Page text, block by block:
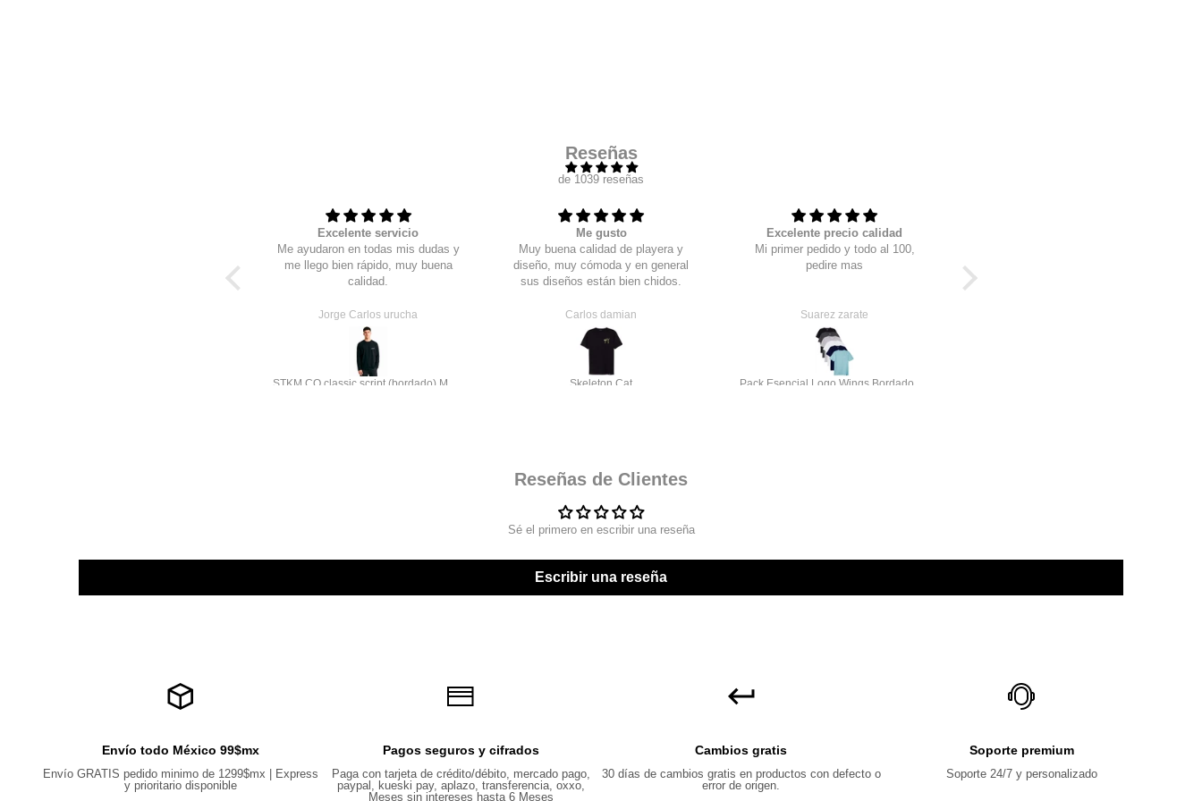
Reseñas
de 1039 reseñas
Excelente servicio
Me ayudaron en todas mis dudas y
me llego bien rápido, muy buena
calidad.
Jorge Carlos urucha
Me gusto
Muy buena calidad de playera y
diseño, muy cómoda y en general
sus diseños están bien chidos.
Carlos damian
Skeleton Cat
Excelente precio calidad
Mi primer pedido y todo al 100,
pedire mas
Suarez zarate
Reseñas de Clientes
Sé el primero en escribir una reseña
Escribir una reseña
Envío todo México 99$mx
Envío GRATIS pedido minimo de 1299$mx | Express
y prioritario disponible
Pagos seguros y cifrados
Paga con tarjeta de crédito/débito, mercado pago,
paypal, kueski pay, aplazo, transferencia, oxxo,
Meses sin intereses hasta 6 Meses
Cambios gratis
30 días de cambios gratis en productos con defecto o
error de origen.
Soporte premium
Soporte 24/7 y personalizado